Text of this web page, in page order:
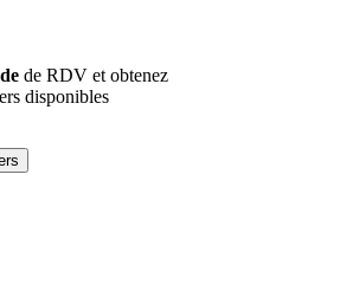
de RDV et obtenez
disponibles